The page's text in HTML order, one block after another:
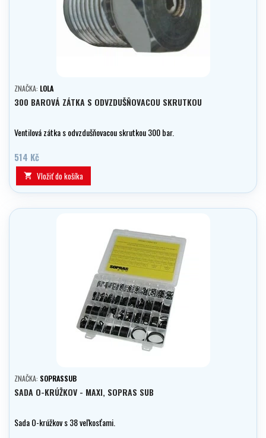
ZNAČKA: LOLA
300 BAROVÁ ZÁTKA S ODVZDUŠŇOVACOU SKRUTKOU
Ventilová zátka s odvzdušňovacou skrutkou 300 bar.
514 Kč
 Vložiť do košíka
ZNAČKA: SOPRASSUB
SADA O-KRÚŽKOV - MAXI, SOPRAS SUB
Sada O-krúžkov s 38 veľkosťami.